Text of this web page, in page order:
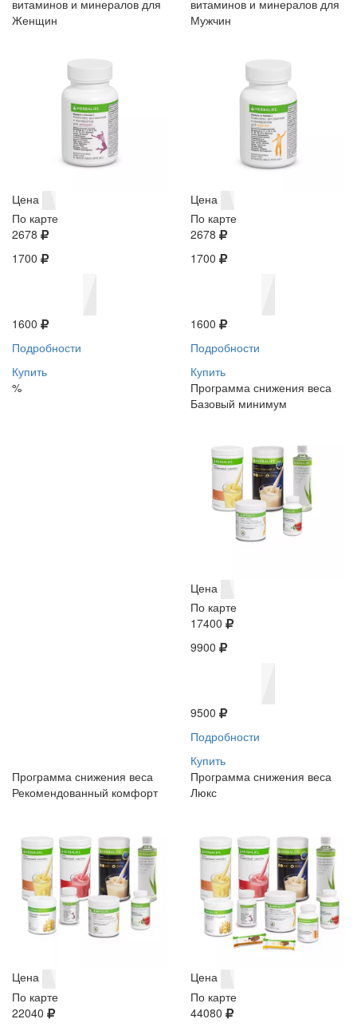
витаминов и минералов для
Женщин
Цена
По карте
2678
1700
1600
Подробности
Купить
%
витаминов и минералов для
Мужчин
Цена
По карте
2678
1700
1600
Подробности
Купить
Программа снижения веса
Базовый минимум
Цена
По карте
17400
9900
9500
Подробности
Купить
Программа снижения веса
Рекомендованный комфорт
Цена
По карте
22040
Программа снижения веса
Люкс
Цена
По карте
44080